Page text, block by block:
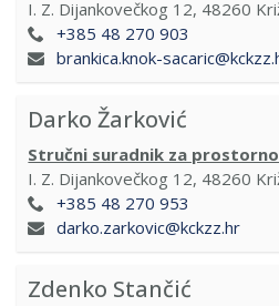
I. Z. Dijankovečkog 12, 48260
+385 48 270 903
brankica.knok-
Darko Žarković
Stručni suradnik za
I. Z. Dijankovečkog 12, 48260
+385 48 270 953
darko.zarkovic@kckzz.hr
Zdenko Stančić